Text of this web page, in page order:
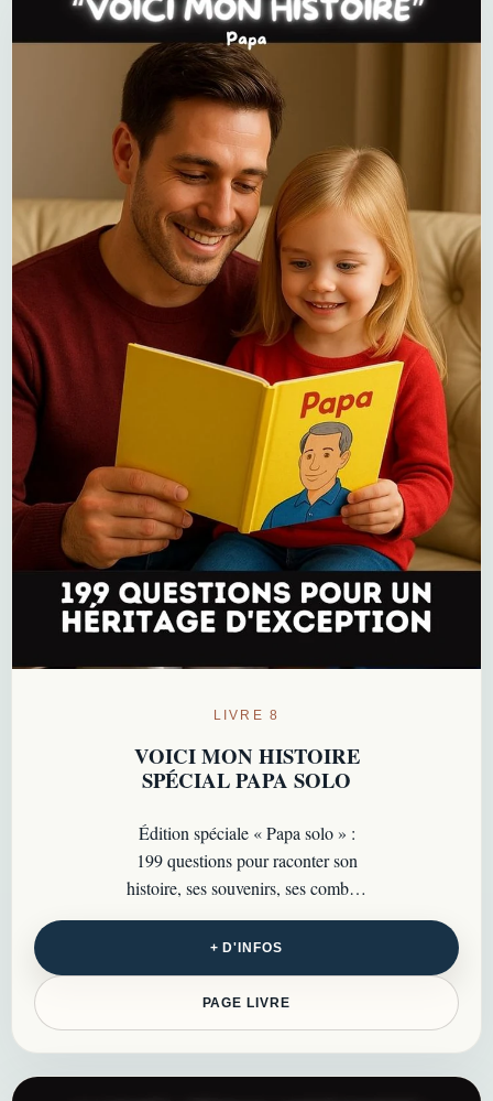
LIVRE 8
VOICI MON HISTOIRE
SPÉCIAL PAPA SOLO
Édition spéciale « Papa solo » :
199 questions pour raconter son
histoire, ses souvenirs, ses combats
et les instants précieux qui méritent
d’être transmis…
+ D'INFOS
PAGE LIVRE